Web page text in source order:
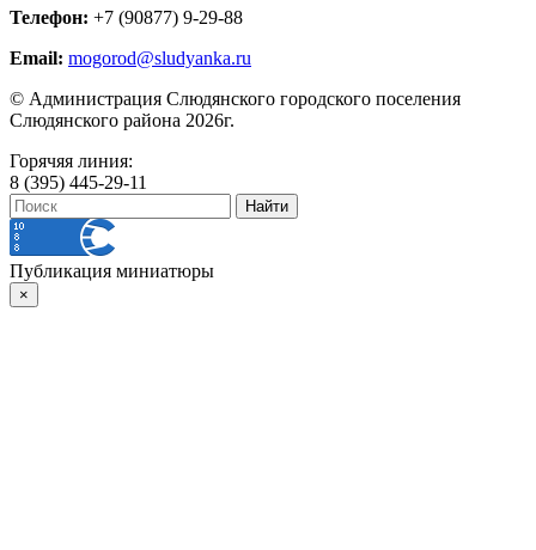
Телефон: +7 (90877) 9-29-88
Email: mogorod@sludyanka.ru
© Администрация Слюдянского городского поселения
Слюдянского района 2026г.
Горячяя линия:
8 (395) 445-29-11
Публикация миниатюры
×